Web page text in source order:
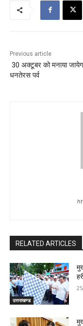
Previous article
30 अक्टूबर को मनाया
धनतेरस पर्व
RELATED ARTICLES
उत्तराखण्ड